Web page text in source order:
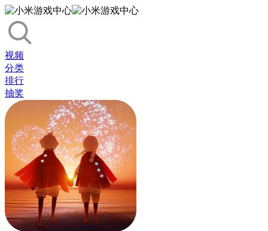
视频
分类
排行
抽奖